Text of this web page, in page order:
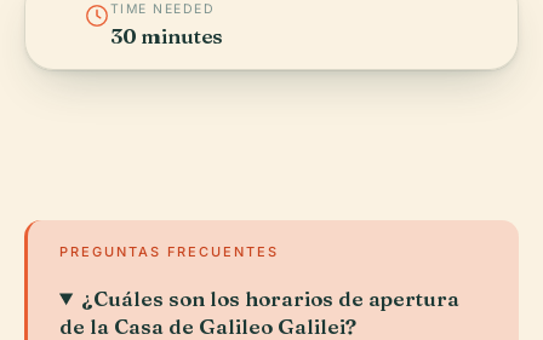
TIME NEEDED
30 minutes
PREGUNTAS FRECUENTES
¿Cuáles son los horarios de apertura
de la Casa de Galileo Galilei?